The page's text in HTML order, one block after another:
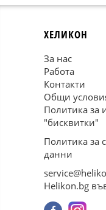
ХЕЛИКОН
За нас
Работа
Контакти
Общи
Политика за
"бисквитки"
Политика за
данни
Helikon.bg